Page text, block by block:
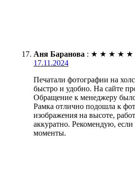
Аня Баранова : ★ ★ ★ ★ ★
17.11.2024
Печатали фотографии на
быстро и удобно. На сайте
Обращение к менеджеру
Рамка отлично подошла к
изображения на высоте,
аккуратно. Рекомендую, если
моменты.